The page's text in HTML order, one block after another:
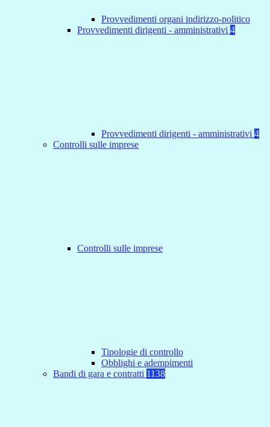
Provvedimenti organi indirizzo-politico
Provvedimenti dirigenti - amministrativi 4
Provvedimenti dirigenti - amministrativi 4
Controlli sulle imprese
Controlli sulle imprese
Tipologie di controllo
Obblighi e adempimenti
Bandi di gara e contratti 1138